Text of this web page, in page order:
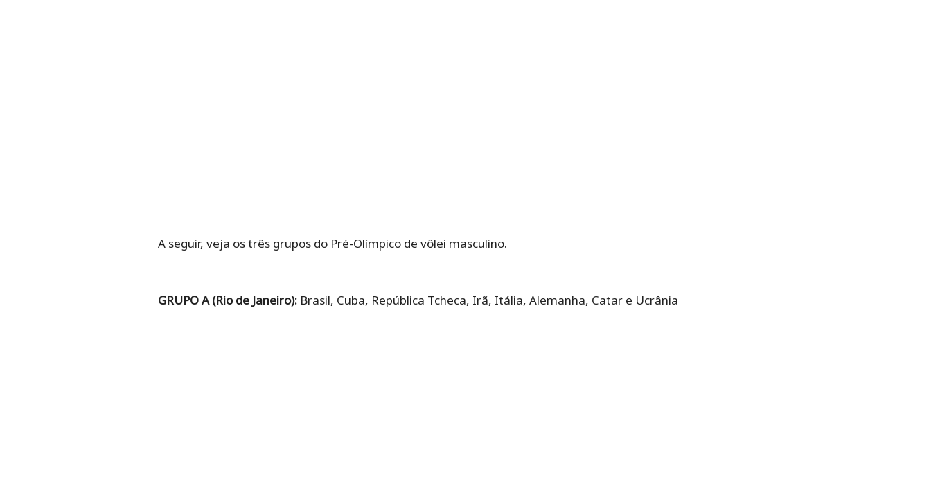
A seguir, veja os três grupos do Pré-Olímpico de vôlei masculino.
GRUPO A (Rio de Janeiro):Brasil, Cuba, República Tcheca, Irã, Itália, Alemanha, Catar e Ucrânia